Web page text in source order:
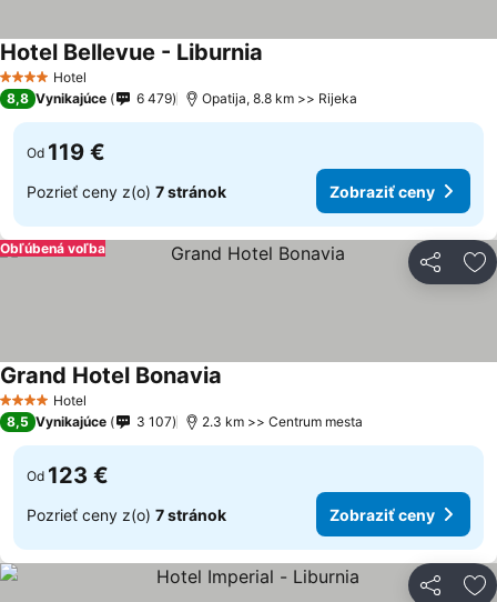
4 Počet hviezdičiek
Hotel
Hotel Bellevue - Liburnia
8,8 Vynikajúce 6 479 Opatija, 8.8 km >> Rijeka
Od 119 €
Pozrieť ceny z(o) 7 stránok Zobraziť ceny
Zdieľať
Obľúbená voľba
4 Počet hviezdičiek
Hotel
Grand Hotel Bonavia
8,5 Vynikajúce 3 107 2.3 km >> Centrum mesta
Od 123 €
Pozrieť ceny z(o) 7 stránok Zobraziť ceny
Zdieľať